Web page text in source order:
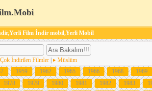
Film İndir mobil,Yerli Mobil
İndirilen Filmler
Müslüm
1959 1962 1965 1966 1968 1969
1978 1979 1980 1981 1982 1983